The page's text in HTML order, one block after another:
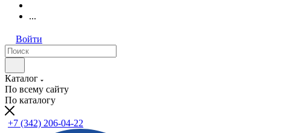
...
Войти
Каталог
По всему сайту
По каталогу
+7 (342) 206-04-22